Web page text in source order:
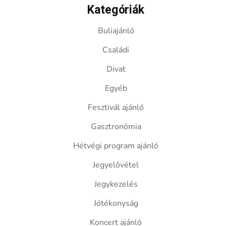
Kategóriák
Buliajánló
Családi
Divat
Egyéb
Fesztivál ajánló
Gasztronómia
Hétvégi program ajánló
Jegyelővétel
Jegykezelés
Jótékonyság
Koncert ajánló